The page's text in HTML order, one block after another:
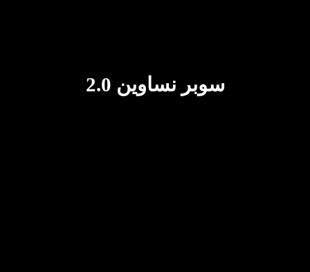
سوبر نساوين 2.0